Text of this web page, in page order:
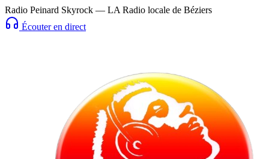
Radio Peinard Skyrock — LA Radio locale de Béziers
Écouter en direct